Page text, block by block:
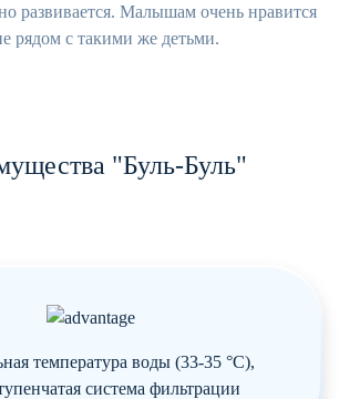
развивается. Малышам очень нравится
рядом с такими же детьми.
"Буль-Буль"
температура воды (33-35 °C),
система фильтрации